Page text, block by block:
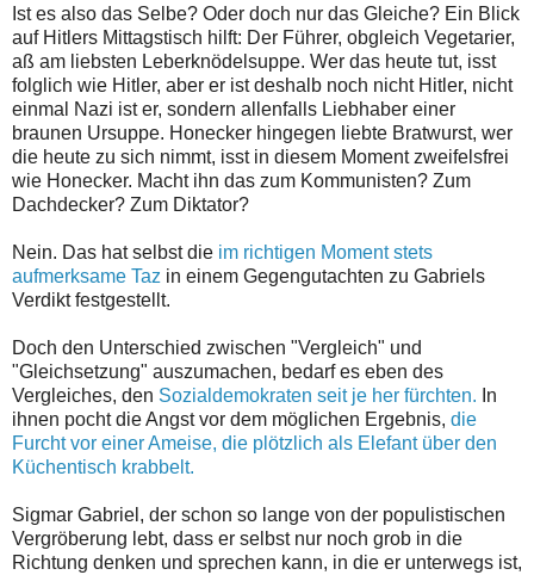
Ist es also das Selbe? Oder doch nur das Gleiche? Ein Blick
auf Hitlers Mittagstisch hilft: Der Führer, obgleich Vegetarier,
aß am liebsten Leberknödelsuppe. Wer das heute tut, isst
folglich wie Hitler, aber er ist deshalb noch nicht Hitler, nicht
einmal Nazi ist er, sondern allenfalls Liebhaber einer
braunen Ursuppe. Honecker hingegen liebte Bratwurst, wer
die heute zu sich nimmt, isst in diesem Moment zweifelsfrei
wie Honecker. Macht ihn das zum Kommunisten? Zum
Dachdecker? Zum Diktator?
Nein. Das hat selbst die im richtigen Moment stets
aufmerksame Taz in einem Gegengutachten zu Gabriels
Verdikt festgestellt.
Doch den Unterschied zwischen "Vergleich" und
"Gleichsetzung" auszumachen, bedarf es eben des
Vergleiches, den Sozialdemokraten seit je her fürchten. In
ihnen pocht die Angst vor dem möglichen Ergebnis, die
Furcht vor einer Ameise, die plötzlich als Elefant über den
Küchentisch krabbelt.
Sigmar Gabriel, der schon so lange von der populistischen
Vergröberung lebt, dass er selbst nur noch grob in die
Richtung denken und sprechen kann, in die er unterwegs ist,